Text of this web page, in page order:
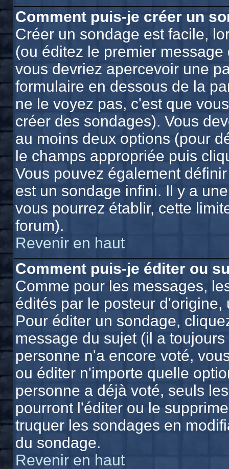
Comment puis-je créer un
Créer un sondage est facile,
(ou éditez le premier
vous devriez apercevoir une
formulaire en dessous de la
ne le voyez pas, c'est que
créer des sondages). Vous
au moins deux options (pour
le champs appropriée puis
Vous pouvez également
est un sondage infini. Il y a
vous pourrez établir, cette
forum).
Revenir en haut
Comment puis-je éditer ou
Comme pour les messages,
édités par le posteur
Pour éditer un sondage,
message du sujet (il a
personne n'a encore voté,
ou éditer n'importe quelle
personne a déjà voté, seuls
pourront l'éditer ou le
truquer les sondages en
du sondage.
Revenir en haut